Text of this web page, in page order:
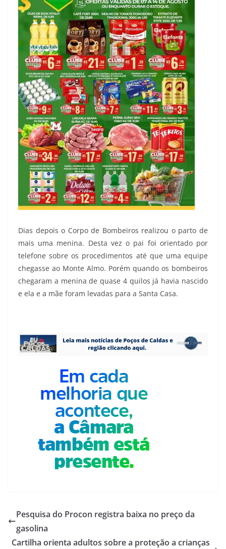
Dias depois o Corpo de Bombeiros realizou o parto de
mais uma menina. Desta vez o pai foi orientado por
telefone sobre os procedimentos até que uma equipe
chegasse ao Monte Almo. Porém quando os bombeiros
chegaram a menina de quase 4 quilos já havia nascido
e ela e a mãe foram levadas para a Santa Casa.
Pesquisa do Procon registra baixa no preço da
gasolina
Cartilha orienta adultos sobre a proteção a crianças